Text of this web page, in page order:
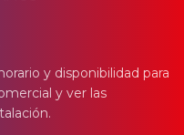
y disponibilidad para
y ver las